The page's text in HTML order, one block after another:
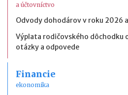
a účtovníctvo
Odvody dohodárov v roku 2026
Výplata rodičovského dôchodku
otázky a odpovede
Financie
ekonomika